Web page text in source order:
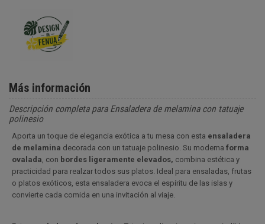
Más información
Descripción completa para Ensaladera de melamina con tatuaje
polinesio
Aporta un toque de elegancia exótica a tu mesa con esta ensaladera
de melamina decorada con un tatuaje polinesio. Su moderna forma
ovalada , con bordes ligeramente elevados, combina estética y
practicidad para realzar todos sus platos. Ideal para ensaladas, frutas
o platos exóticos, esta ensaladera evoca el espíritu de las islas y
convierte cada comida en una invitación al viaje.